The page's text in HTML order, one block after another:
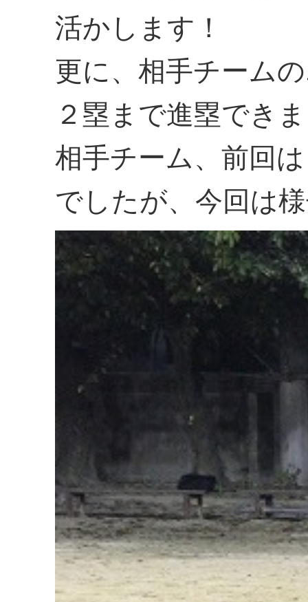
活かします！
更に、相手チーム
２塁まで進塁でき
相手チーム、前回
でしたが、今回は